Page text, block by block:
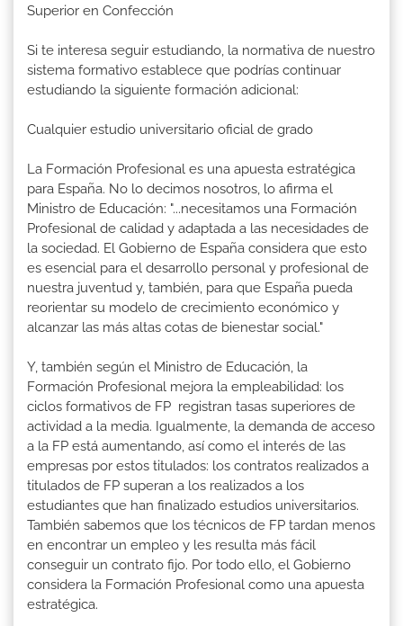
Superior en Confección
Si te interesa seguir estudiando, la normativa de nuestro
sistema formativo establece que podrías continuar
estudiando la siguiente formación adicional:
Cualquier estudio universitario oficial de grado
La Formación Profesional es una apuesta estratégica
para España. No lo decimos nosotros, lo afirma el
Ministro de Educación: "...necesitamos una Formación
Profesional de calidad y adaptada a las necesidades de
la sociedad. El Gobierno de España considera que esto
es esencial para el desarrollo personal y profesional de
nuestra juventud y, también, para que España pueda
reorientar su modelo de crecimiento económico y
alcanzar las más altas cotas de bienestar social."
Y, también según el Ministro de Educación, la
Formación Profesional mejora la empleabilidad: los
ciclos formativos de FP registran tasas superiores de
actividad a la media. Igualmente, la demanda de acceso
a la FP está aumentando, así como el interés de las
empresas por estos titulados: los contratos realizados a
titulados de FP superan a los realizados a los
estudiantes que han finalizado estudios universitarios.
También sabemos que los técnicos de FP tardan menos
en encontrar un empleo y les resulta más fácil
conseguir un contrato fijo. Por todo ello, el Gobierno
considera la Formación Profesional como una apuesta
estratégica.